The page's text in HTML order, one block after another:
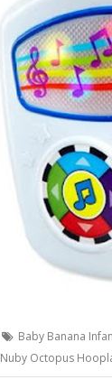
Baby Banana
Nuby Octopus